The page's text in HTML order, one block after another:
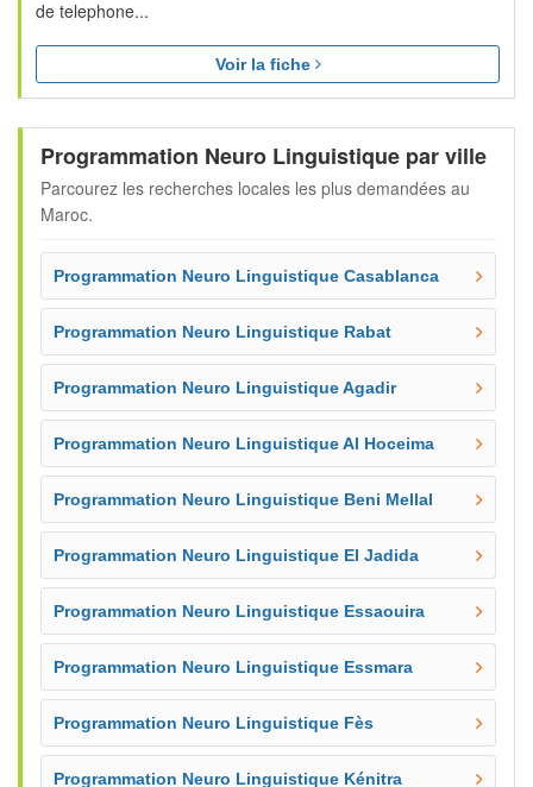
de telephone...
Voir la fiche
Programmation Neuro Linguistique par ville
Parcourez les recherches locales les plus demandées au
Maroc.
Programmation Neuro Linguistique Casablanca
Programmation Neuro Linguistique Rabat
Programmation Neuro Linguistique Agadir
Programmation Neuro Linguistique Al Hoceima
Programmation Neuro Linguistique Beni Mellal
Programmation Neuro Linguistique El Jadida
Programmation Neuro Linguistique Essaouira
Programmation Neuro Linguistique Essmara
Programmation Neuro Linguistique Fès
Programmation Neuro Linguistique Kénitra